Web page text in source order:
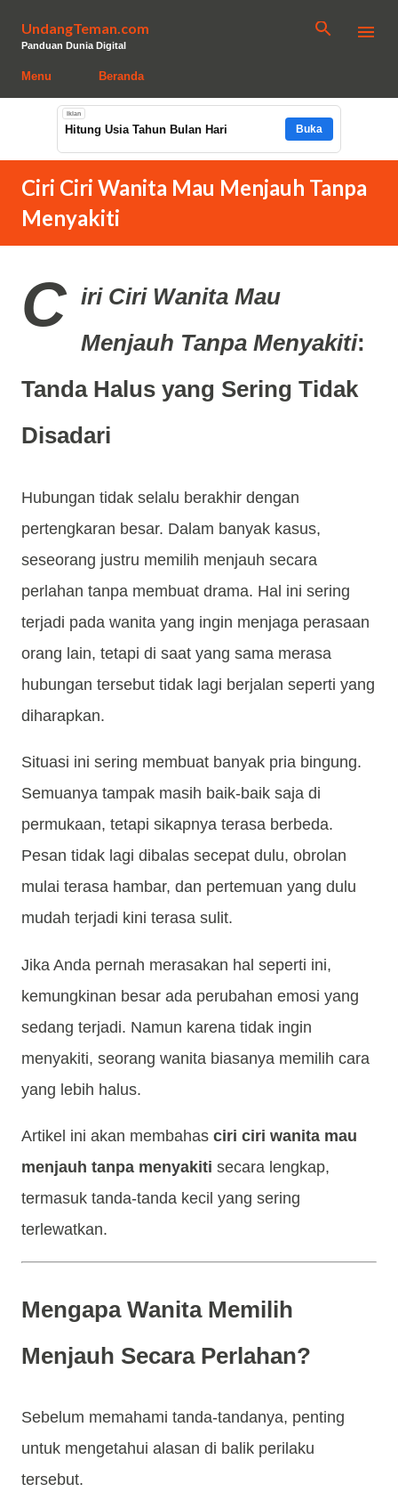
Langsung ke konten utama
UndangTeman.com
Panduan Dunia Digital
Menu Beranda
Iklan
Hitung Usia Tahun Bulan Hari Buka
Ciri Ciri Wanita Mau Menjauh Tanpa
Menyakiti
C iri Ciri Wanita Mau
Menjauh Tanpa Menyakiti:
Tanda Halus yang Sering Tidak
Disadari
Hubungan tidak selalu berakhir dengan
pertengkaran besar. Dalam banyak kasus,
seseorang justru memilih menjauh secara
perlahan tanpa membuat drama. Hal ini sering
terjadi pada wanita yang ingin menjaga perasaan
orang lain, tetapi di saat yang sama merasa
hubungan tersebut tidak lagi berjalan seperti yang
diharapkan.
Situasi ini sering membuat banyak pria bingung.
Semuanya tampak masih baik-baik saja di
permukaan, tetapi sikapnya terasa berbeda.
Pesan tidak lagi dibalas secepat dulu, obrolan
mulai terasa hambar, dan pertemuan yang dulu
mudah terjadi kini terasa sulit.
Jika Anda pernah merasakan hal seperti ini,
kemungkinan besar ada perubahan emosi yang
sedang terjadi. Namun karena tidak ingin
menyakiti, seorang wanita biasanya memilih cara
yang lebih halus.
Artikel ini akan membahas ciri ciri wanita mau
menjauh tanpa menyakiti secara lengkap,
termasuk tanda-tanda kecil yang sering
terlewatkan.
Mengapa Wanita Memilih
Menjauh Secara Perlahan?
Sebelum memahami tanda-tandanya, penting
untuk mengetahui alasan di balik perilaku
tersebut.